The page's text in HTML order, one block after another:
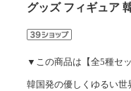
グッズ フィギュア
▼この商品は【全5種セ
韓国発の優しくゆるい世